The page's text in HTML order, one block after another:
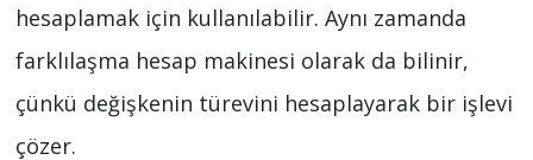
hesaplamak için kullanılabilir. Aynı zamanda
farklılaşma hesap makinesi olarak da bilinir,
çünkü değişkenin türevini hesaplayarak bir işlevi
çözer.